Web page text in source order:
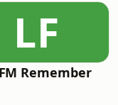
LF
Remember